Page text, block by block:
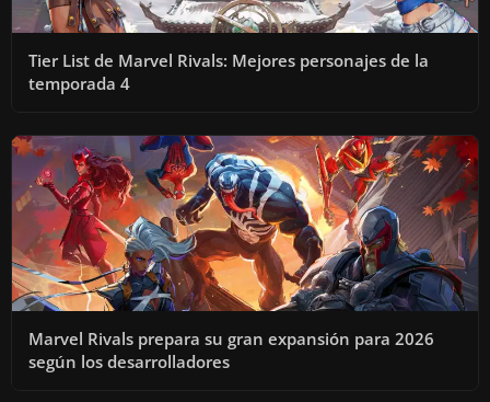
Tier List de Marvel Rivals: Mejores personajes de la
temporada 4
Marvel Rivals prepara su gran expansión para 2026
según los desarrolladores